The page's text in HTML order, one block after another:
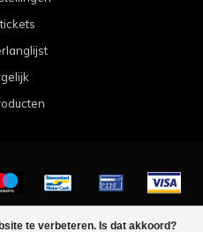
te verbeteren. Is dat akkoord?
& Accessoires